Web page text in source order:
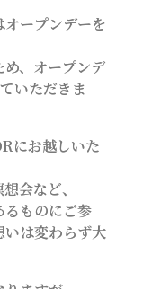
ープンデーを
、オープンデ
いただきま
にお越しいた
会など、
るものにご参
は変わらず大